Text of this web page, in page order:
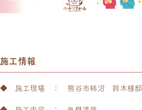
施工情報
◆ 施工現場 ： 熊谷市柿沼 鈴木様邸